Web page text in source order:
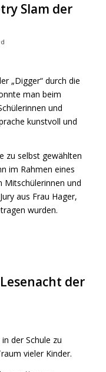
Slam der
„Digger“ durch die
man beim
und
kunstvoll und
zu selbst gewählten
im Rahmen eines
Mitschülerinnen und
aus Frau Hager,
wurden.
der
der Schule zu
vieler Kinder.